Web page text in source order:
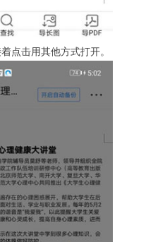
点击用其他方式打开。